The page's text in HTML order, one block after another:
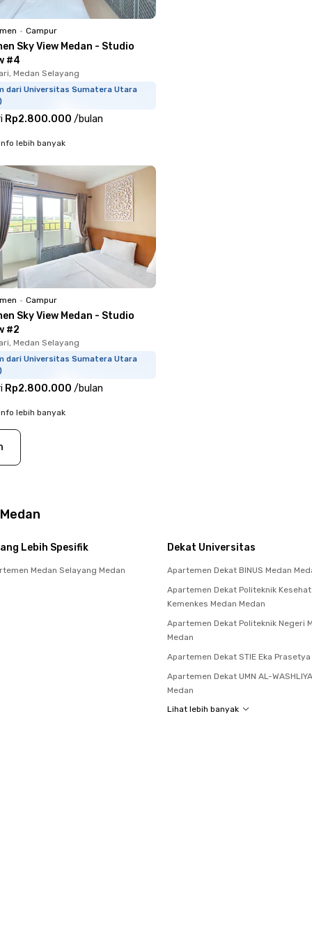
• Campur
Sky View Medan - Studio
#4
Medan Selayang
dari Universitas Sumatera Utara
Rp2.800.000 /bulan
lebih banyak
• Campur
Sky View Medan - Studio
#2
Medan Selayang
dari Universitas Sumatera Utara
Rp2.800.000 /bulan
lebih banyak
Lebih Spesifik
Medan Selayang Medan
Dekat Universitas
Apartemen Dekat BINUS Medan
Apartemen Dekat Politeknik
Kemenkes Medan Medan
Apartemen Dekat Politeknik Negeri
Medan
Apartemen Dekat STIE Eka
Apartemen Dekat UMN AL-
Medan
Lihat lebih banyak